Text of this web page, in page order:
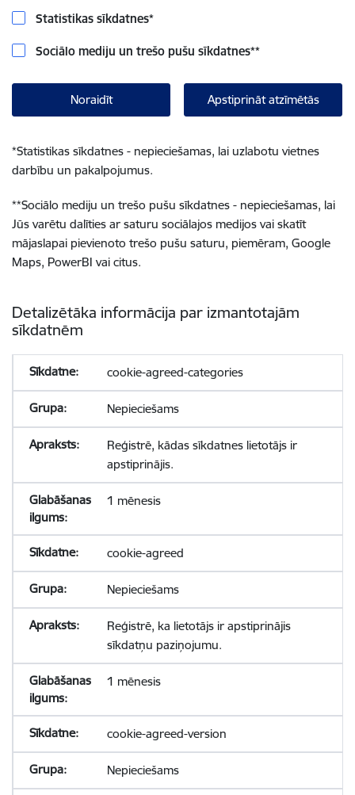
Statistikas sīkdatnes*
Sociālo mediju un trešo pušu sīkdatnes**
Noraidīt Apstiprināt atzīmētās
*Statistikas sīkdatnes - nepieciešamas, lai uzlabotu vietnes
darbību un pakalpojumus.
**Sociālo mediju un trešo pušu sīkdatnes - nepieciešamas, lai
Jūs varētu dalīties ar saturu sociālajos medijos vai skatīt
mājaslapai pievienoto trešo pušu saturu, piemēram, Google
Maps, PowerBI vai citus.
Detalizētāka informācija par izmantotajām
sīkdatnēm
cookie-agreed-categories
Nepieciešams
Reģistrē, kādas sīkdatnes lietotājs ir
apstiprinājis.
1 mēnesis
cookie-agreed
Nepieciešams
Reģistrē, ka lietotājs ir apstiprinājis
sīkdatņu paziņojumu.
1 mēnesis
cookie-agreed-version
Nepieciešams